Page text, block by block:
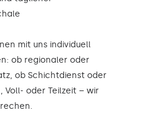
mit uns individuell
ob regionaler oder
ob Schichtdienst oder
Voll- oder Teilzeit – wir